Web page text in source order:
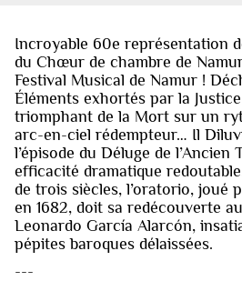
Incroyable 60e représentation
du Chœur de chambre de
Festival Musical de Namur !
Éléments exhortés par la
triomphant de la Mort sur un
arc-en-ciel rédempteur… Il
l’épisode du Déluge de l’Ancien
efficacité dramatique
de trois siècles, l’oratorio, joué
en 1682, doit sa redécouverte
Leonardo García Alarcón,
pépites baroques délaissées.
---